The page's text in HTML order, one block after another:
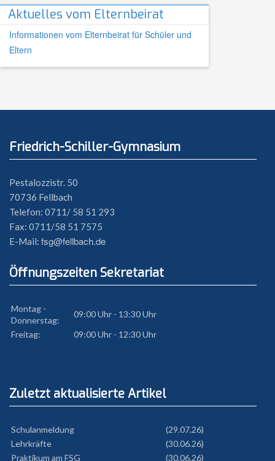
Aktuelles vom Elternbeirat
Informationen vom Elternbeirat für Schüler und
Eltern
Friedrich-Schiller-Gymnasium
Pestalozzistr. 50
70736 Fellbach
Telefon: 0711/ 58 51 293
Fax: 0711/58 51 7575
E-Mail: fsg@fellbach.de
Öffnungszeiten Sekretariat
Montag -
Donnerstag:
09:00 Uhr - 13:30 Uhr
Freitag:
09:00 Uhr - 12:30 Uhr
Zuletzt aktualisierte Artikel
Schulanmeldung
(29.07.26)
Lehrkräfte
(30.06.26)
Praktikum am FSG
(30.06.26)